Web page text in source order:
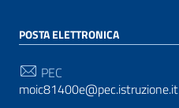
POSTA ELETTRONICA
PEC
moic81400e@pec.istruzione.it